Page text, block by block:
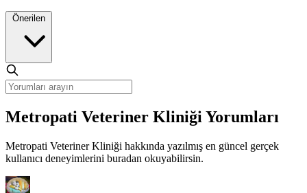
Metropati Veteriner Kliniği Yorumları
Metropati Veteriner Kliniği hakkında yazılmış en güncel gerçek
kullanıcı deneyimlerini buradan okuyabilirsin.